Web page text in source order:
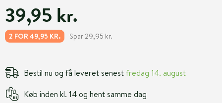
39,95 kr.
2 FOR 49,95 KR. Spar 29,95 kr.
Bestil nu og få leveret senestfredag 14. august
Køb inden kl. 14 og hent samme dag